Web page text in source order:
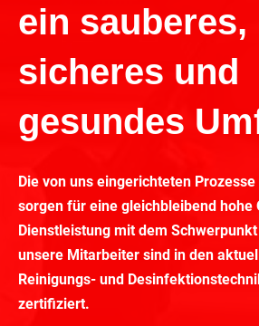
ein sauberes,
sicheres und
gesundes
Die von uns eingerichteten
sorgen für eine gleichbleibend hohe
Dienstleistung mit dem
unsere Mitarbeiter sind in den
Reinigungs- und
zertifiziert.